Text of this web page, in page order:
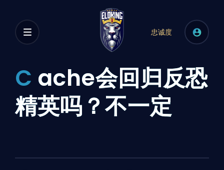
忠诚度
C ache会回归反恐
精英吗？不一定